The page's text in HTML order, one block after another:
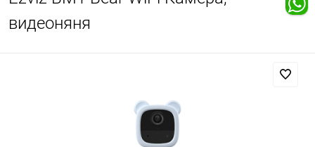
видеоняня